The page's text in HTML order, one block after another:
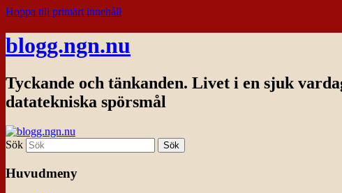
Hoppa till primärt innehåll
blogg.ngn.nu
Tyckande och tänkanden. Livet i en sjuk
datatekniska spörsmål
Sök
Huvudmeny